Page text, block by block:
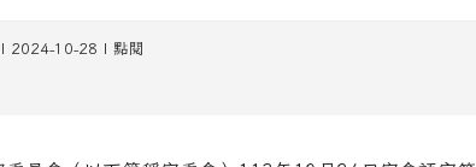
| 2024-10-28 | 點閱